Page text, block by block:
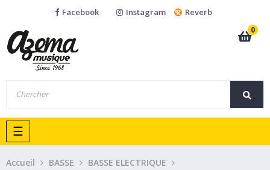
Facebook Instagram
Reverb
0
Basculer
la
navigation
☰
Accueil BASSE
BASSE ELECTRIQUE